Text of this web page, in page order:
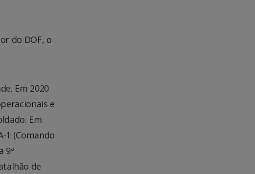
do DOF, o
Em 2020
e
Em
1 (Comando
9ª
de